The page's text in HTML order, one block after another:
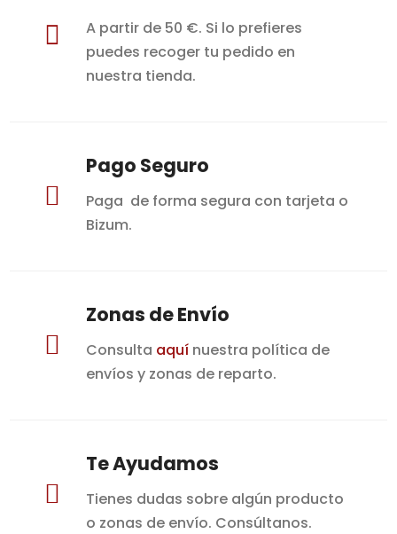

A partir de 50 €. Si lo prefieres
puedes recoger tu pedido en
nuestra tienda.

Pago Seguro
Paga de forma segura con tarjeta o
Bizum.

Zonas de Envío
Consulta aquínuestra política de
envíos y zonas de reparto.

Te Ayudamos
Tienes dudas sobre algún producto
o zonas de envío. Consúltanos.